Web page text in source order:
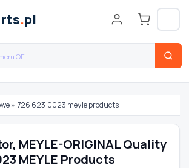
.pl
pojazd
» 726 623 0023 meyle products
MEYLE-ORIGINAL Quality
MEYLE Products